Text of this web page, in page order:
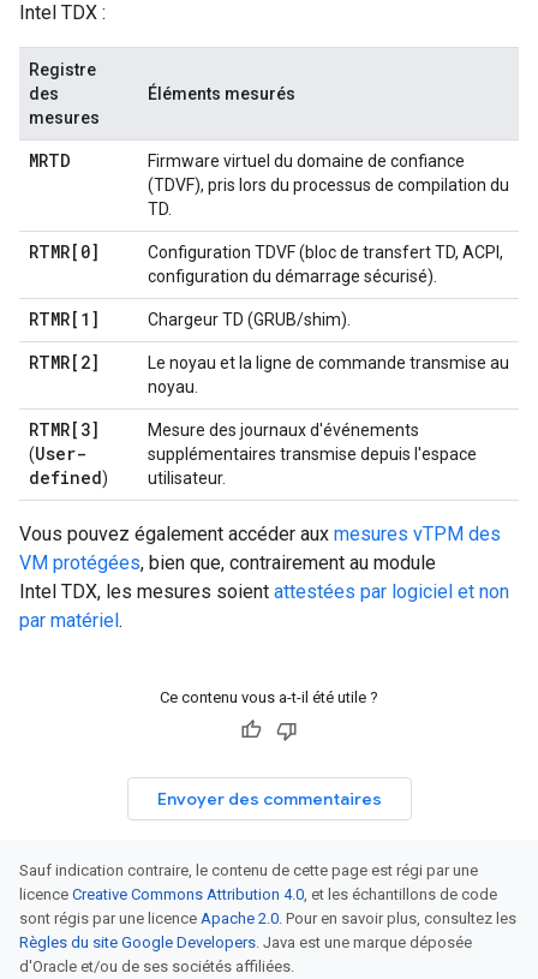
Intel TDX :
Registre
des
mesures
Éléments mesurés
MRTD
Firmware virtuel du domaine de confiance
(TDVF), pris lors du processus de compilation du
TD.
RTMR[0]
Configuration TDVF (bloc de transfert TD, ACPI,
configuration du démarrage sécurisé).
RTMR[1] Chargeur TD (GRUB/shim).
RTMR[2]
Le noyau et la ligne de commande transmise au
noyau.
RTMR[3]
(User-
defined)
Mesure des journaux d'événements
supplémentaires transmise depuis l'espace
utilisateur.
Vous pouvez également accéder aux mesures vTPM des
VM protégées, bien que, contrairement au module
Intel TDX, les mesures soient attestées par logiciel et non
par matériel.
Ce contenu vous a-t-il été utile ?
Envoyer des commentaires
Sauf indication contraire, le contenu de cette page est régi par une
licence Creative Commons Attribution 4.0, et les échantillons de code
sont régis par une licence Apache 2.0. Pour en savoir plus, consultez les
Règles du site Google Developers. Java est une marque déposée
d'Oracle et/ou de ses sociétés affiliées.